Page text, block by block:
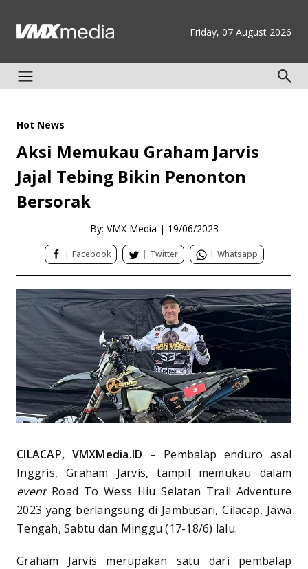
Friday, 07 August 2026
Hot News
Aksi Memukau Graham Jarvis
Jajal Tebing Bikin Penonton
Bersorak
By: VMX Media | 19/06/2023
| Facebook | Twitter | Whatsapp
CILACAP, VMXMedia.ID – Pembalap enduro asal
Inggris, Graham Jarvis, tampil memukau dalam
eventRoad To Wess Hiu Selatan Trail Adventure
2023 yang berlangsung di Jambusari, Cilacap, Jawa
Tengah, Sabtu dan Minggu (17-18/6) lalu.
Graham Jarvis merupakan satu dari pembalap